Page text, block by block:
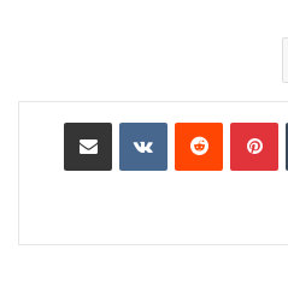
‫تامبلر ‫پین‌ترست‫رددیت ‫VKontakteاشتراک گذاری از طریق ایمیل